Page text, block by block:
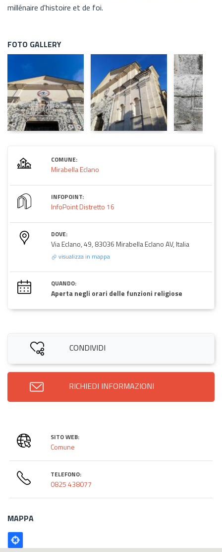
millénaire d'histoire et de foi.
FOTO GALLERY
COMUNE:
Mirabella Eclano
INFOPOINT:
InfoPoint Distretto 16
DOVE:
Via Eclano, 49, 83036 Mirabella Eclano AV, Italia
visualizza in mappa
QUANDO:
Aperta negli orari delle funzioni religiose
CONDIVIDI
RICHIEDI INFORMAZIONI
SITO WEB:
Comune
TELEFONO:
0825 438077
MAPPA
Poligono